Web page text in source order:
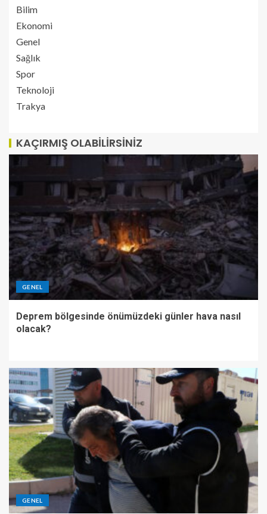
Bilim
Ekonomi
Genel
Sağlık
Spor
Teknoloji
Trakya
KAÇIRMIŞ OLABILIRSINIZ
GENEL
Deprem bölgesinde önümüzdeki günler hava nasıl
olacak?
GENEL